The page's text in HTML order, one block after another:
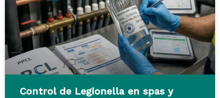
Control de Legionella en spas y